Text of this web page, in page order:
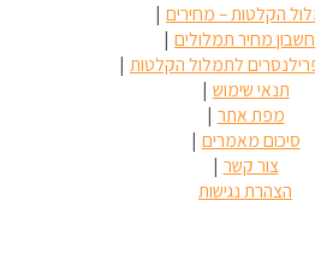
הקלטות – מחירים
מחיר תמלולים
לתמלול הקלטות
תנאי שימוש
מפת אתר
סיכום מאמרים
צור קשר
הצהרת נגישות